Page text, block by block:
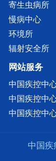
寄生虫病所
慢病中心
环境所
辐射安全所
网站服务
中国疾控中
中国疾控中
中国疾控中
中国